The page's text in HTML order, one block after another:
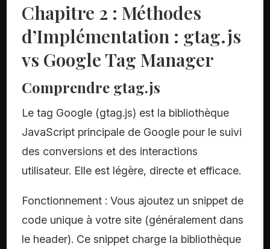
Chapitre 2 : Méthodes
d’Implémentation : gtag.js
vs Google Tag Manager
Comprendre gtag.js
Le tag Google (gtag.js) est la bibliothèque
JavaScript principale de Google pour le suivi
des conversions et des interactions
utilisateur. Elle est légère, directe et efficace.
Fonctionnement : Vous ajoutez un snippet de
code unique à votre site (généralement dans
le header). Ce snippet charge la bibliothèque